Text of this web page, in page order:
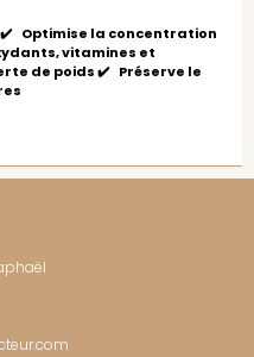
Optimise la concentration
vitamines et
de poids ✔️ Préserve le